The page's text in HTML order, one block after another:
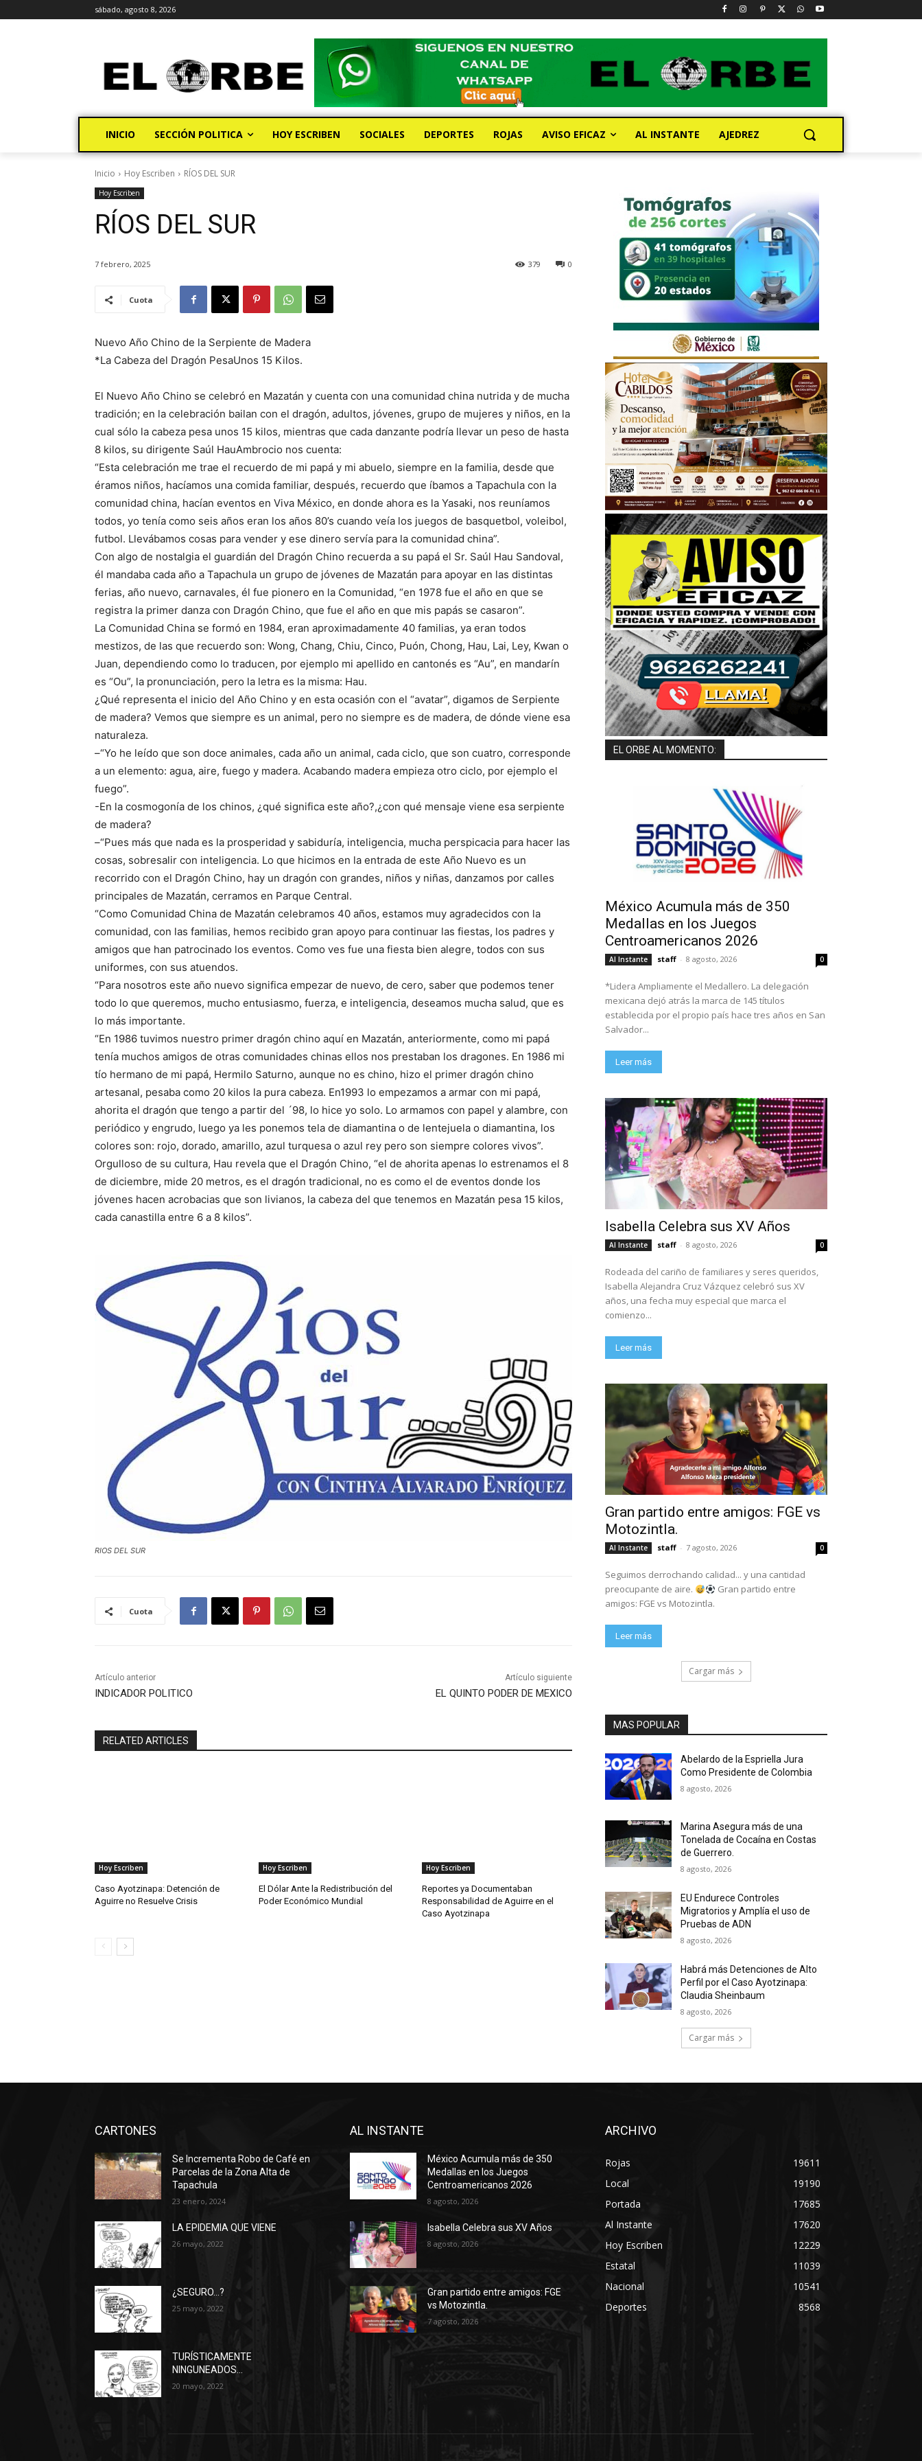
sábado, agosto 8, 2026
INICIO SECCIÓN POLITICA HOY ESCRIBEN SOCIALES DEPORTES ROJAS AVISO EFICAZ AL INSTANTE AJEDREZ
Inicio Hoy Escriben RÍOS DEL SUR
Hoy Escriben
RÍOS DEL SUR
7 febrero, 2025 0
379
Cuota
Nuevo Año Chino de la Serpiente de Madera
*La Cabeza del Dragón PesaUnos 15 Kilos.
El Nuevo Año Chino se celebró en Mazatán y cuenta con una comunidad china nutrida y de mucha
tradición; en la celebración bailan con el dragón, adultos, jóvenes, grupo de mujeres y niños, en la
cual sólo la cabeza pesa unos 15 kilos, mientras que cada danzante podría llevar un peso de hasta
8 kilos, su dirigente Saúl HauAmbrocio nos cuenta:
“Esta celebración me trae el recuerdo de mi papá y mi abuelo, siempre en la familia, desde que
éramos niños, hacíamos una comida familiar, después, recuerdo que íbamos a Tapachula con la
comunidad china, hacían eventos en Viva México, en donde ahora es la Yasaki, nos reuníamos
todos, yo tenía como seis años eran los años 80’s cuando veía los juegos de basquetbol, voleibol,
futbol. Llevábamos cosas para vender y ese dinero servía para la comunidad china”.
Con algo de nostalgia el guardián del Dragón Chino recuerda a su papá el Sr. Saúl Hau Sandoval,
él mandaba cada año a Tapachula un grupo de jóvenes de Mazatán para apoyar en las distintas
ferias, año nuevo, carnavales, él fue pionero en la Comunidad, “en 1978 fue el año en que se
registra la primer danza con Dragón Chino, que fue el año en que mis papás se casaron”.
La Comunidad China se formó en 1984, eran aproximadamente 40 familias, ya eran todos
mestizos, de las que recuerdo son: Wong, Chang, Chiu, Cinco, Puón, Chong, Hau, Lai, Ley, Kwan o
Juan, dependiendo como lo traducen, por ejemplo mi apellido en cantonés es “Au”, en mandarín
es “Ou”, la pronunciación, pero la letra es la misma: Hau.
¿Qué representa el inicio del Año Chino y en esta ocasión con el “avatar”, digamos de Serpiente
de madera? Vemos que siempre es un animal, pero no siempre es de madera, de dónde viene esa
naturaleza.
–“Yo he leído que son doce animales, cada año un animal, cada ciclo, que son cuatro, corresponde
a un elemento: agua, aire, fuego y madera. Acabando madera empieza otro ciclo, por ejemplo el
fuego”.
-En la cosmogonía de los chinos, ¿qué significa este año?,¿con qué mensaje viene esa serpiente
de madera?
–“Pues más que nada es la prosperidad y sabiduría, inteligencia, mucha perspicacia para hacer las
cosas, sobresalir con inteligencia. Lo que hicimos en la entrada de este Año Nuevo es un
recorrido con el Dragón Chino, hay un dragón con grandes, niños y niñas, danzamos por calles
principales de Mazatán, cerramos en Parque Central.
“Como Comunidad China de Mazatán celebramos 40 años, estamos muy agradecidos con la
comunidad, con las familias, hemos recibido gran apoyo para continuar las fiestas, los padres y
amigos que han patrocinado los eventos. Como ves fue una fiesta bien alegre, todos con sus
uniformes, con sus atuendos.
“Para nosotros este año nuevo significa empezar de nuevo, de cero, saber que podemos tener
todo lo que queremos, mucho entusiasmo, fuerza, e inteligencia, deseamos mucha salud, que es
lo más importante.
“En 1986 tuvimos nuestro primer dragón chino aquí en Mazatán, anteriormente, como mi papá
tenía muchos amigos de otras comunidades chinas ellos nos prestaban los dragones. En 1986 mi
tío hermano de mi papá, Hermilo Saturno, aunque no es chino, hizo el primer dragón chino
artesanal, pesaba como 20 kilos la pura cabeza. En1993 lo empezamos a armar con mi papá,
ahorita el dragón que tengo a partir del ´98, lo hice yo solo. Lo armamos con papel y alambre, con
periódico y engrudo, luego ya les ponemos tela de diamantina o de lentejuela o diamantina, los
colores son: rojo, dorado, amarillo, azul turquesa o azul rey pero son siempre colores vivos”.
Orgulloso de su cultura, Hau revela que el Dragón Chino, “el de ahorita apenas lo estrenamos el 8
de diciembre, mide 20 metros, es el dragón tradicional, no es como el de eventos donde los
jóvenes hacen acrobacias que son livianos, la cabeza del que tenemos en Mazatán pesa 15 kilos,
cada canastilla entre 6 a 8 kilos”.
RIOS DEL SUR
Cuota
Artículo anterior
INDICADOR POLITICO
Artículo siguiente
EL QUINTO PODER DE MEXICO
RELATED ARTICLES
Hoy Escriben
Caso Ayotzinapa: Detención de
Aguirre no Resuelve Crisis
Hoy Escriben
El Dólar Ante la Redistribución del
Poder Económico Mundial
Hoy Escriben
Reportes ya Documentaban
Responsabilidad de Aguirre en el
Caso Ayotzinapa
EL ORBE AL MOMENTO:
México Acumula más de 350
Medallas en los Juegos
Centroamericanos 2026
Al Instante staff - 8 agosto, 2026 0
*Lidera Ampliamente el Medallero. La delegación
mexicana dejó atrás la marca de 145 títulos
establecida por el propio país hace tres años en San
Salvador...
Leer más
Isabella Celebra sus XV Años
Al Instante staff - 8 agosto, 2026 0
Rodeada del cariño de familiares y seres queridos,
Isabella Alejandra Cruz Vázquez celebró sus XV
años, una fecha muy especial que marca el
comienzo...
Leer más
Gran partido entre amigos: FGE vs
Motozintla.
Al Instante staff - 7 agosto, 2026 0
Seguimos derrochando calidad... y una cantidad
preocupante de aire.
Gran partido entre
amigos: FGE vs Motozintla.
Leer más
Cargar más
MAS POPULAR
Abelardo de la Espriella Jura
Como Presidente de Colombia
8 agosto, 2026
Marina Asegura más de una
Tonelada de Cocaína en Costas
de Guerrero.
8 agosto, 2026
EU Endurece Controles
Migratorios y Amplía el uso de
Pruebas de ADN
8 agosto, 2026
Habrá más Detenciones de Alto
Perfil por el Caso Ayotzinapa:
Claudia Sheinbaum
8 agosto, 2026
Cargar más
CARTONES
Se Incrementa Robo de Café en
Parcelas de la Zona Alta de
Tapachula
23 enero, 2024
LA EPIDEMIA QUE VIENE
26 mayo, 2022
¿SEGURO…?
25 mayo, 2022
TURÍSTICAMENTE
NINGUNEADOS…
20 mayo, 2022
AL INSTANTE
México Acumula más de 350
Medallas en los Juegos
Centroamericanos 2026
8 agosto, 2026
Isabella Celebra sus XV Años
8 agosto, 2026
Gran partido entre amigos: FGE
vs Motozintla.
7 agosto, 2026
ARCHIVO
Rojas
19611
Local
19190
Portada
17685
Al Instante
17620
Hoy Escriben
12229
Estatal
11039
Nacional
10541
Deportes
8568